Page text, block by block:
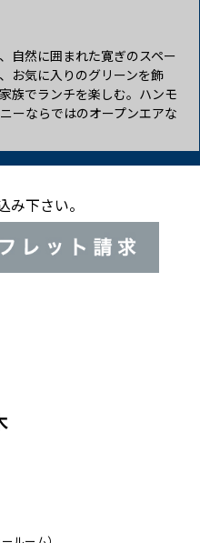
自然に囲まれた寛ぎのスペー
お気に入りのグリーンを飾
族でランチを楽しむ。ハンモ
ーならではのオープンエアな
み下さい。